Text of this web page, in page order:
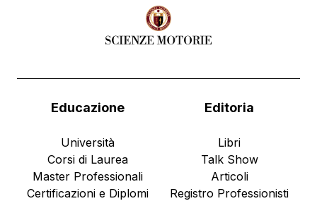
Educazione
Università
Corsi di Laurea
Master Professionali
Certificazioni e Diplomi
Editoria
Libri
Talk Show
Articoli
Registro Professionisti